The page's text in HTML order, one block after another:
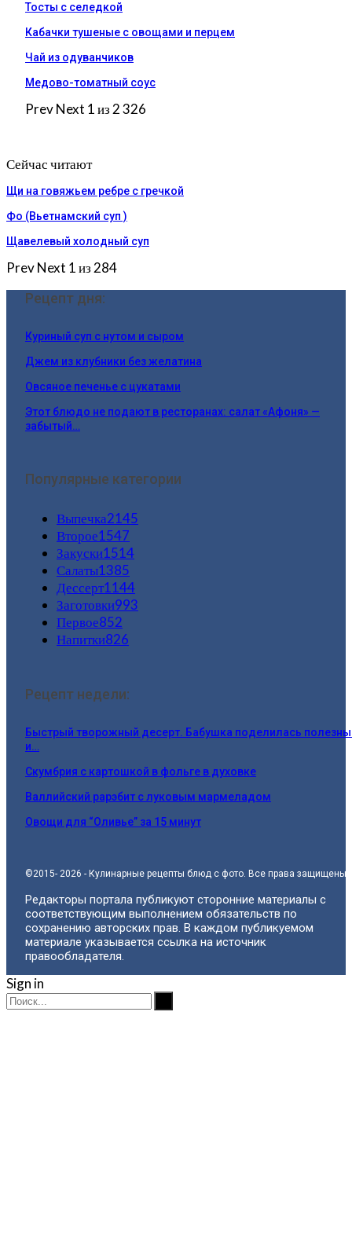
Тосты с селедкой
Кабачки тушеные с овощами и перцем
Чай из одуванчиков
Медово-томатный соус
PrevNext 1 из 2 326
Сейчас читают
Щи на говяжьем ребре с гречкой
Фо (Вьетнамский суп )
Щавелевый холодный суп
PrevNext 1 из 284
Рецепт дня:
Куриный суп с нутом и сыром
Джем из клубники без желатина
Овсяное печенье с цукатами
Этот блюдо не подают в ресторанах: салат «Афоня» —
забытый…
Популярные категории
Выпечка2145
Второе1547
Закуски1514
Салаты1385
Дессерт1144
Заготовки993
Первое852
Напитки826
Рецепт недели:
Быстрый творожный десерт. Бабушка поделилась
и…
Скумбрия с картошкой в фольге в духовке
Валлийский рарэбит с луковым мармеладом
Овощи для “Оливье” за 15 минут
©2015- 2026 - Кулинарные рецепты блюд с фото. Все права защищены.
Редакторы портала публикуют сторонние материалы с
соответствующим выполнением обязательств по
сохранению авторских прав. В каждом публикуемом
материале указывается ссылка на источник
правообладателя.
Sign in